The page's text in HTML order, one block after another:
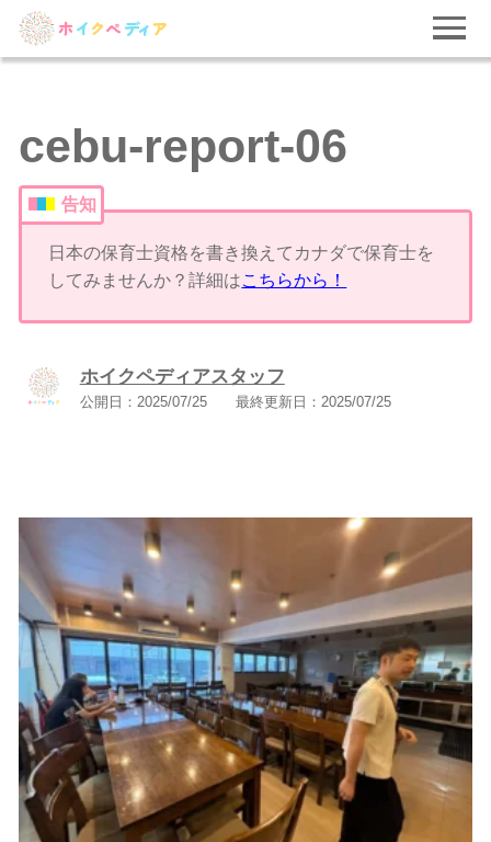
cebu-report-06
告知
日本の保育士資格を書き換えてカナダで保育士を
してみませんか？詳細はこちらから！
ホイクペディアスタッフ
公開日： 2025/07/25 最終更新日： 2025/07/25